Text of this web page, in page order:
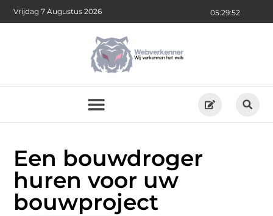
05:29:53
Vrijdag 7 Augustus 2026
Een bouwdroger
huren voor uw
bouwproject